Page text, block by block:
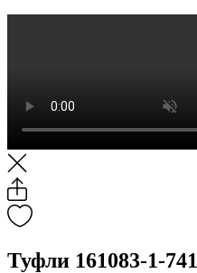
Туфли 161083-1-741